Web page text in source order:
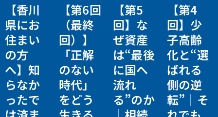
【香川
県にお
住まい
の方
へ】知
らなか
ったで
【第6回
（最終
回）】
「正解
のない
時代」
をどう
【第5
回】な
ぜ資産
は“最後
に国へ
流れ
る”のか
【第4
回】少
子高齢
化と“選
ばれる
側の逆
転”｜そ